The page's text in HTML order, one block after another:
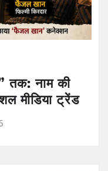
तक: नाम की
मीडिया ट्रेंड